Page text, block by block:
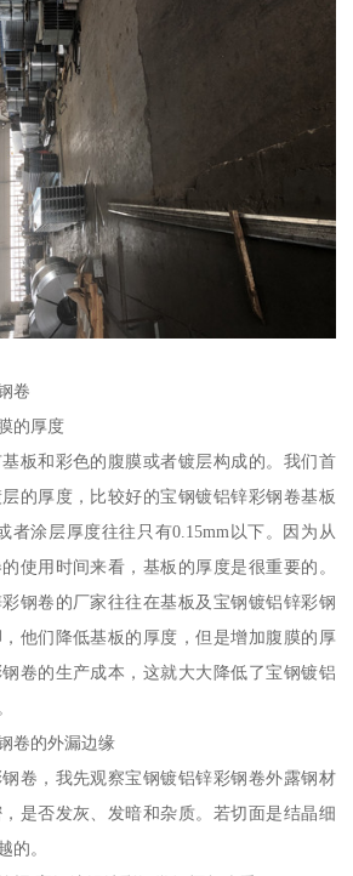
卷
的厚度
板和彩色的腹膜或者镀层构成的。我们首
的厚度，比较好的宝钢镀铝锌彩钢卷基板
者涂层厚度往往只有0.15mm以下。因为从
使用时间来看，基板的厚度是很重要的。
钢卷的厂家往往在基板及宝钢镀铝锌彩钢
他们降低基板的厚度，但是增加腹膜的厚
卷的生产成本，这就大大降低了宝钢镀铝
卷的外漏边缘
卷，我先观察宝钢镀铝锌彩钢卷外露钢材
是否发灰、发暗和杂质。若切面是结晶细
的。